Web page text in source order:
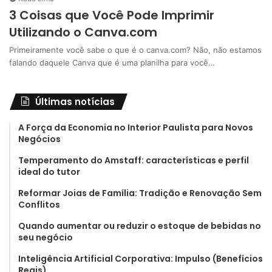
3 Coisas que Você Pode Imprimir
Utilizando o Canva.com
Primeiramente você sabe o que é o canva.com? Não, não estamos
falando daquele Canva que é uma planilha para você…
Últimas notícias
A Força da Economia no Interior Paulista para Novos
Negócios
Temperamento do Amstaff: características e perfil
ideal do tutor
Reformar Joias de Família: Tradição e Renovação Sem
Conflitos
Quando aumentar ou reduzir o estoque de bebidas no
seu negócio
Inteligência Artificial Corporativa: Impulso (Benefícios